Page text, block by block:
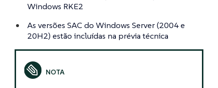
Windows RKE2
As versões SAC do Windows Server (2004 e
20H2) estão incluídas na prévia técnica